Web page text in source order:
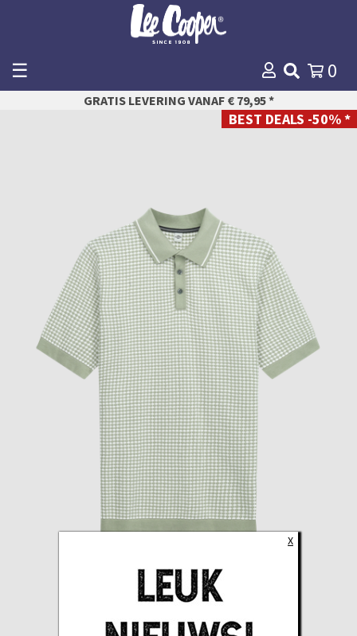
☰ 0
WINKELMANDJE
AFREKENEN
GRATIS LEVERING VANAF € 79,95 *
BEST DEALS -50% *
X